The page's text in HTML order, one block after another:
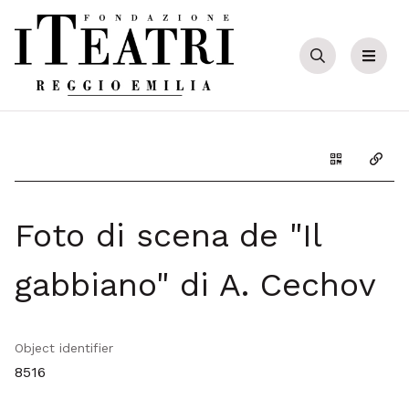
Cerca Menu
Genera il
Foto di scena de "Il
gabbiano" di A. Cechov
Object identifier
8516